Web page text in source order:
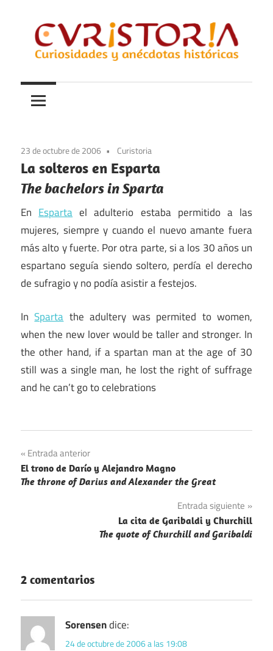
contenido
Curistoria
y
anécdotas
historia
23 de octubre de 2006 Curistoria
La solteros en Esparta
The bachelors in Sparta
EnEspartael adulterio estaba permitido a las
mujeres, siempre y cuando el nuevo amante fuera
más alto y fuerte. Por otra parte, si a los 30 años un
espartano seguía siendo soltero, perdía el derecho
de sufragio y no podía asistir a festejos.
InSparta the adultery was permited to women,
when the new lover would be taller and stronger. In
the other hand, if a spartan man at the age of 30
still was a single man, he lost the right of suffrage
and he can’t go to celebrations
Navegación
de
Entrada anterior
El trono de Darío y Alejandro Magno
The throne of Darius and Alexander the Great
Entrada siguiente
La cita de Garibaldi y Churchill
The quote of Churchill and Garibaldi
2 comentarios
Sorensendice:
24 de octubre de 2006 a las 19:08